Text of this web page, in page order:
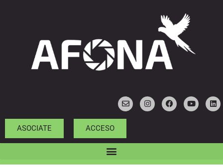
ASOCIATE ACCESO